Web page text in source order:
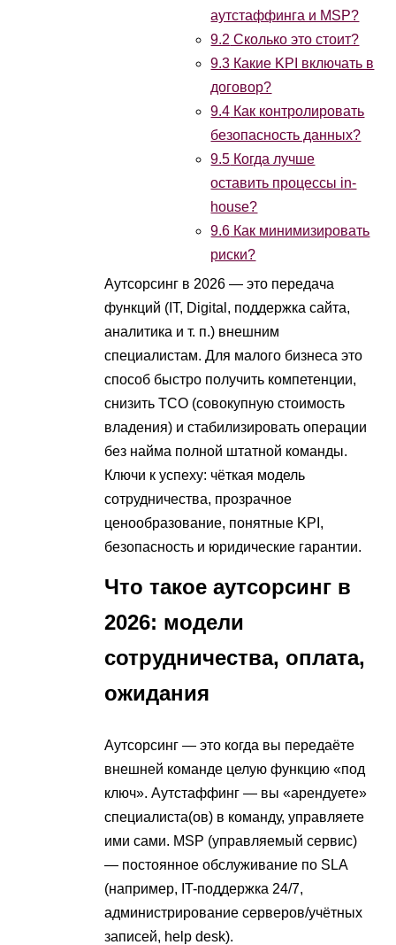
аутстаффинга и MSP?
9.2 Сколько это стоит?
9.3 Какие KPI включать в
договор?
9.4 Как контролировать
безопасность данных?
9.5 Когда лучше
оставить процессы in-
house?
9.6 Как минимизировать
риски?
Аутсорсинг в 2026 — это передача
функций (IT, Digital, поддержка сайта,
аналитика и т. п.) внешним
специалистам. Для малого бизнеса это
способ быстро получить компетенции,
снизить TCO (совокупную стоимость
владения) и стабилизировать операции
без найма полной штатной команды.
Ключи к успеху: чёткая модель
сотрудничества, прозрачное
ценообразование, понятные KPI,
безопасность и юридические гарантии.
Что такое аутсорсинг в
2026: модели
сотрудничества, оплата,
ожидания
Аутсорсинг — это когда вы передаёте
внешней команде целую функцию «под
ключ». Аутстаффинг — вы «арендуете»
специалиста(ов) в команду, управляете
ими сами. MSP (управляемый сервис)
— постоянное обслуживание по SLA
(например, IT-поддержка 24/7,
администрирование серверов/учётных
записей, help desk).